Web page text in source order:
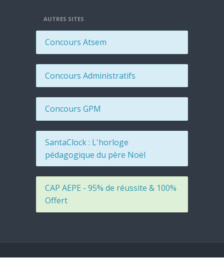
AUTRES SITES
Concours Atsem
Concours Administratifs
Concours GPM
SantaClock : L'horloge
pédagogique du père Noël
CAP AEPE - 95% de réussite & 100%
Offert